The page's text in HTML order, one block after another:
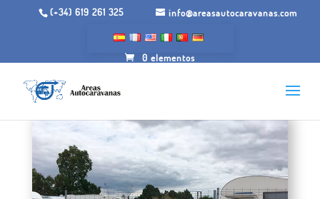
(+34) 619 261 325 info@areasautocaravanas.com
0 elementos